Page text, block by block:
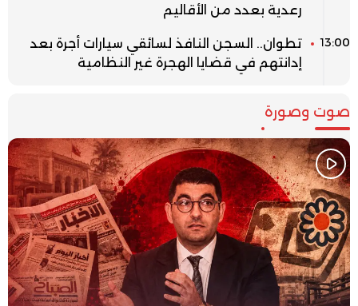
رعدية بعدد من الأقاليم
13:00
تطوان.. السجن النافذ لسائقي سيارات أجرة بعد
إدانتهم في قضايا الهجرة غير النظامية
صوت وصورة